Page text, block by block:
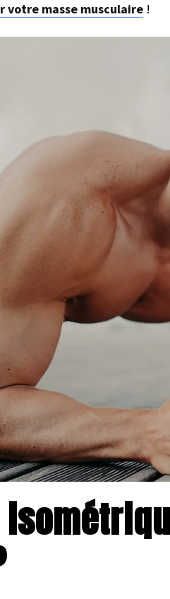
votre masse musculaire!